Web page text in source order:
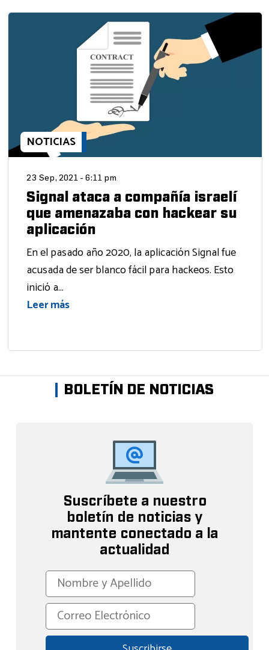
NOTICIAS
23 Sep, 2021 - 6:11 pm
Signal ataca a compañía israelí
que amenazaba con hackear su
aplicación
En el pasado año 2020, la aplicación Signal fue
acusada de ser blanco fácil para hackeos. Esto
inició a...
Leer más
BOLETÍN DE NOTICIAS
Suscríbete a nuestro
boletín de noticias y
mantente conectado a la
actualidad